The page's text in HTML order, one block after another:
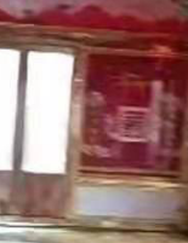
新款20桌